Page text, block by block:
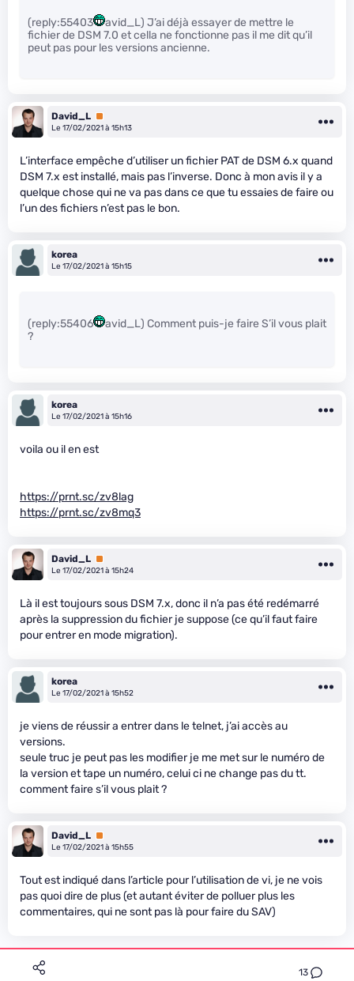
13
(reply:55403
avid_L) J’ai déjà essayer de mettre le
fichier de DSM 7.0 et cella ne fonctionne pas il me dit qu’il
peut pas pour les versions ancienne.
David_L Premium
Le 17/02/2021 à 15h13
L’interface empêche d’utiliser un fichier PAT de DSM 6.x quand
DSM 7.x est installé, mais pas l’inverse. Donc à mon avis il y a
quelque chose qui ne va pas dans ce que tu essaies de faire ou
l’un des fichiers n’est pas le bon.
korea
Le 17/02/2021 à 15h15
(reply:55406
avid_L) Comment puis-je faire S’il vous plait
?
korea
Le 17/02/2021 à 15h16
voila ou il en est
https://prnt.sc/zv8lag
https://prnt.sc/zv8mq3
David_L Premium
Le 17/02/2021 à 15h24
Là il est toujours sous DSM 7.x, donc il n’a pas été redémarré
après la suppression du fichier je suppose (ce qu’il faut faire
pour entrer en mode migration).
korea
Le 17/02/2021 à 15h52
je viens de réussir a entrer dans le telnet, j’ai accès au
versions.
seule truc je peut pas les modifier je me met sur le numéro de
la version et tape un numéro, celui ci ne change pas du tt.
comment faire s’il vous plait ?
David_L Premium
Le 17/02/2021 à 15h55
Tout est indiqué dans l’article pour l’utilisation de vi, je ne vois
pas quoi dire de plus (et autant éviter de polluer plus les
commentaires, qui ne sont pas là pour faire du SAV)